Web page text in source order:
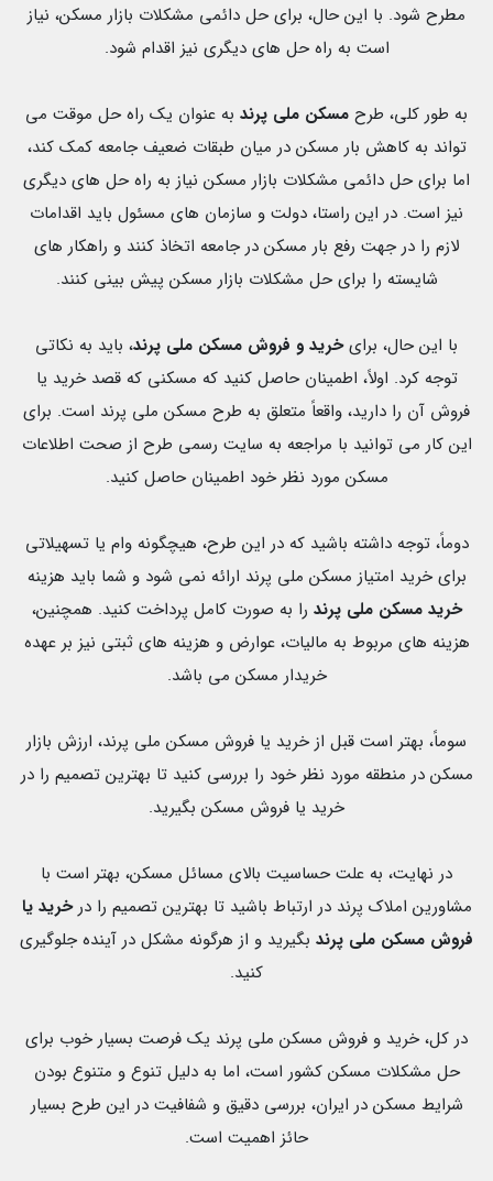
مطرح شود. با این حال، برای حل دائمی مشکلات بازار مسکن، نیاز
است به راه حل های دیگری نیز اقدام شود.
به طور کلی، طرح مسکن ملی پرند به عنوان یک راه حل موقت می
تواند به کاهش بار مسکن در میان طبقات ضعیف جامعه کمک کند،
اما برای حل دائمی مشکلات بازار مسکن نیاز به راه حل های دیگری
نیز است. در این راستا، دولت و سازمان های مسئول باید اقدامات
لازم را در جهت رفع بار مسکن در جامعه اتخاذ کنند و راهکار های
شایسته را برای حل مشکلات بازار مسکن پیش بینی کنند.
با این حال، برایخرید و فروش مسکن ملی پرند، باید به نکاتی
توجه کرد. اولاً، اطمینان حاصل کنید که مسکنی که قصد خرید یا
فروش آن را دارید، واقعاً متعلق به طرح مسکن ملی پرند است. برای
این کار می توانید با مراجعه به سایت رسمی طرح از صحت اطلاعات
مسکن مورد نظر خود اطمینان حاصل کنید.
دوماً، توجه داشته باشید که در این طرح، هیچگونه وام یا تسهیلاتی
برای خرید امتیاز مسکن ملی پرند ارائه نمی شود و شما باید هزینه
خرید مسکن ملی پرند را به صورت کامل پرداخت کنید. همچنین،
هزینه های مربوط به مالیات، عوارض و هزینه های ثبتی نیز بر عهده
خریدار مسکن می باشد.
سوماً، بهتر است قبل از خرید یا فروش مسکن ملی پرند، ارزش بازار
مسکن در منطقه مورد نظر خود را بررسی کنید تا بهترین تصمیم را در
خرید یا فروش مسکن بگیرید.
در نهایت، به علت حساسیت بالای مسائل مسکن، بهتر است با
مشاورین املاک پرند در ارتباط باشید تا بهترین تصمیم را درخرید یا
فروش مسکن ملی پرند بگیرید و از هرگونه مشکل در آینده جلوگیری
کنید.
در کل، خرید و فروش مسکن ملی پرند یک فرصت بسیار خوب برای
حل مشکلات مسکن کشور است، اما به دلیل تنوع و متنوع بودن
شرایط مسکن در ایران، بررسی دقیق و شفافیت در این طرح بسیار
حائز اهمیت است.